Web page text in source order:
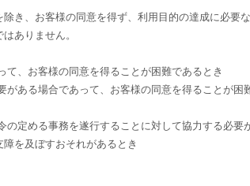
き、お客様の同意を得ず、利用目的の達成に必要
ありません。
て、お客様の同意を得ることが困難であるとき
がある場合であって、お客様の同意を得ることが困
の定める事務を遂行することに対して協力する必要
を及ぼすおそれがあるとき